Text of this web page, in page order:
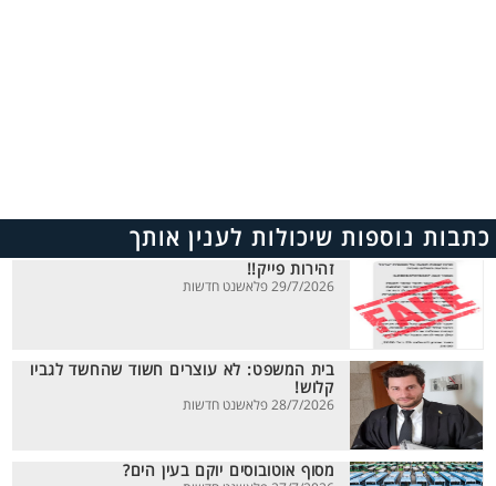
כתבות נוספות שיכולות לענין אותך
זהירות פייק!!
29/7/2026 פלאשנט חדשות
בית המשפט: לא עוצרים חשוד שהחשד לגביו
קלוש!
28/7/2026 פלאשנט חדשות
מסוף אוטובוסים יוקם בעין הים?